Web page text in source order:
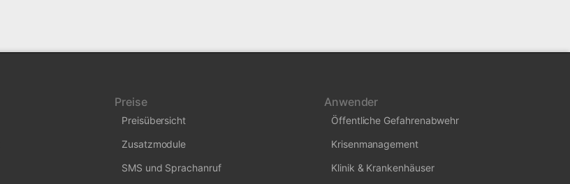
Preise
Preisübersicht
Zusatzmodule
SMS und Sprachanruf
Anwender
Öffentliche Gefahrenabwehr
Krisenmanagement
Klinik & Krankenhäuser